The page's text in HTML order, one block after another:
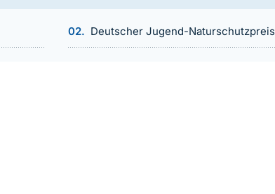
Deutscher Jugend-Naturschutzpreis